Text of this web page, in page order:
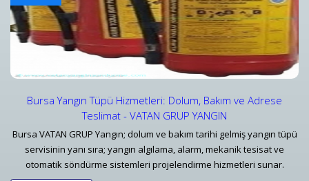
Bursa Yangın Tüpü Hizmetleri: Dolum, Bakım ve Adrese
Teslimat - VATAN GRUP YANGIN
Bursa VATAN GRUP Yangın; dolum ve bakım tarihi gelmiş yangın tüpü
servisinin yanı sıra; yangın algılama, alarm, mekanik tesisat ve
otomatik söndürme sistemleri projelendirme hizmetleri sunar.
Detaylar